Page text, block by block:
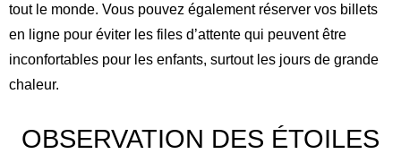
tout le monde. Vous pouvez également réserver vos billets
en ligne pour éviter les files d’attente qui peuvent être
inconfortables pour les enfants, surtout les jours de grande
chaleur.
OBSERVATION DES ÉTOILES